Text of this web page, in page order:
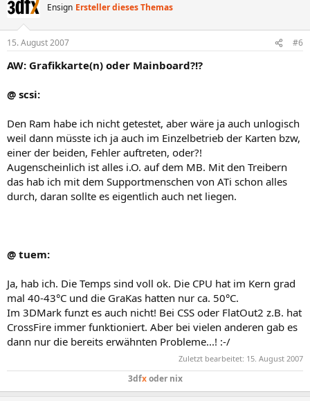
Ensign Ersteller dieses Themas
15. August 2007 #6
AW: Grafikkarte(n) oder Mainboard?!?
@ scsi:
Den Ram habe ich nicht getestet, aber wäre ja auch unlogisch
weil dann müsste ich ja auch im Einzelbetrieb der Karten bzw,
einer der beiden, Fehler auftreten, oder?!
Augenscheinlich ist alles i.O. auf dem MB. Mit den Treibern
das hab ich mit dem Supportmenschen von ATi schon alles
durch, daran sollte es eigentlich auch net liegen.
@ tuem:
Ja, hab ich. Die Temps sind voll ok. Die CPU hat im Kern grad
mal 40-43°C und die GraKas hatten nur ca. 50°C.
Im 3DMark funzt es auch nicht! Bei CSS oder FlatOut2 z.B. hat
CrossFire immer funktioniert. Aber bei vielen anderen gab es
dann nur die bereits erwähnten Probleme...! :-/
Zuletzt bearbeitet: 15. August 2007
3dfxoder nix